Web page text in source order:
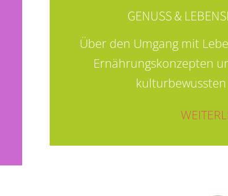
GENUSS &
Über den Umgang mit
Ernährungskonzepten